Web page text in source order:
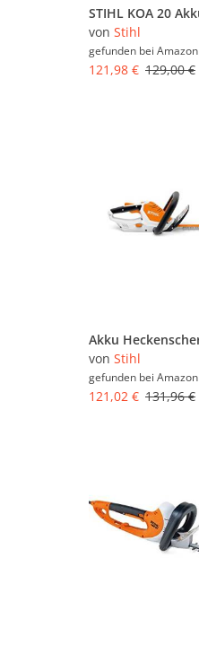
von Stihl
gefunden bei Amazon
121,98 € 129,00 €
von Stihl
gefunden bei Amazon
121,02 € 131,96 €